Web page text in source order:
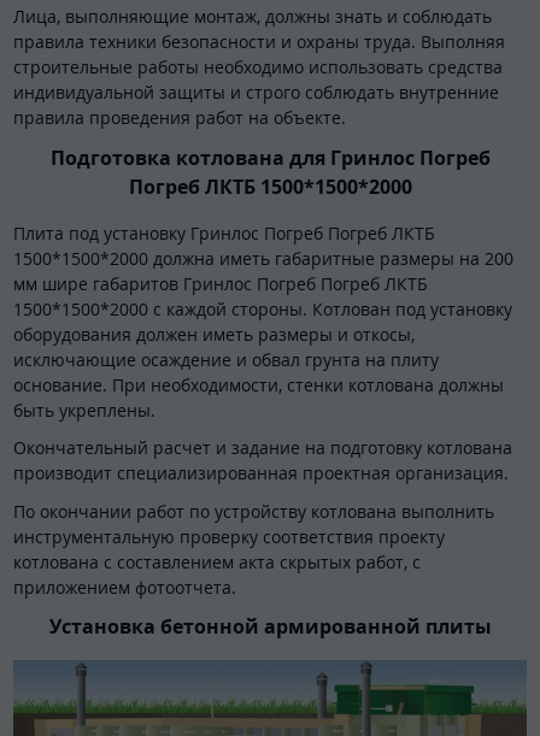
Лица, выполняющие монтаж, должны знать и соблюдать
правила техники безопасности и охраны труда. Выполняя
строительные работы необходимо использовать средства
индивидуальной защиты и строго соблюдать внутренние
правила проведения работ на объекте.
Подготовка котлована для Гринлос Погреб
Погреб ЛКТБ 1500*1500*2000
Плита под установку Гринлос Погреб Погреб ЛКТБ
1500*1500*2000 должна иметь габаритные размеры на 200
мм шире габаритов Гринлос Погреб Погреб ЛКТБ
1500*1500*2000 с каждой стороны. Котлован под установку
оборудования должен иметь размеры и откосы,
исключающие осаждение и обвал грунта на плиту
основание. При необходимости, стенки котлована должны
быть укреплены.
Окончательный расчет и задание на подготовку котлована
производит специализированная проектная организация.
По окончании работ по устройству котлована выполнить
инструментальную проверку соответствия проекту
котлована с составлением акта скрытых работ, с
приложением фотоотчета.
Установка бетонной армированной плиты